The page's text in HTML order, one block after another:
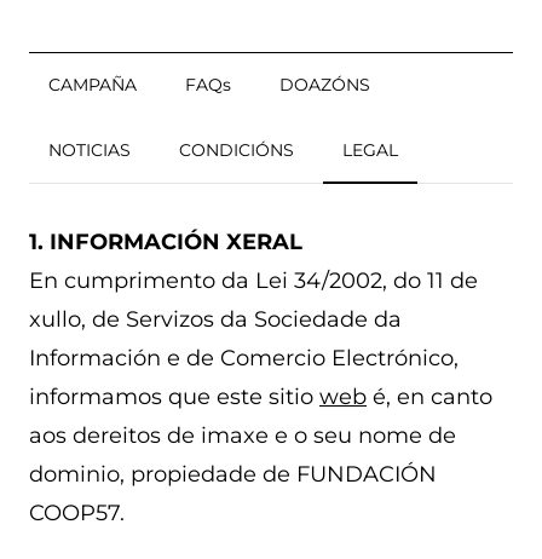
CAMPAÑA FAQs DOAZÓNS
NOTICIAS CONDICIÓNS LEGAL
1. INFORMACIÓN XERAL
En cumprimento da Lei 34/2002, do 11 de
xullo, de Servizos da Sociedade da
Información e de Comercio Electrónico,
informamos que este sitio web é, en canto
aos dereitos de imaxe e o seu nome de
dominio, propiedade de FUNDACIÓN
COOP57.